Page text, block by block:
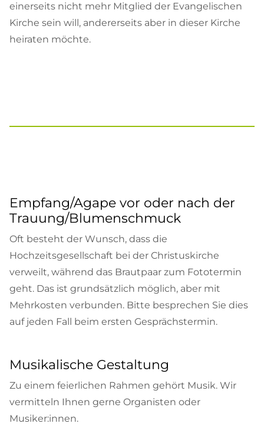
einerseits nicht mehr Mitglied der Evangelischen
Kirche sein will, andererseits aber in dieser Kirche
heiraten möchte.
Empfang/Agape vor oder nach der
Trauung/Blumenschmuck
Oft besteht der Wunsch, dass die
Hochzeitsgesellschaft bei der Christuskirche
verweilt, während das Brautpaar zum Fototermin
geht. Das ist grundsätzlich möglich, aber mit
Mehrkosten verbunden. Bitte besprechen Sie dies
auf jeden Fall beim ersten Gesprächstermin.
Musikalische Gestaltung
Zu einem feierlichen Rahmen gehört Musik. Wir
vermitteln Ihnen gerne Organisten oder
Musiker:innen.